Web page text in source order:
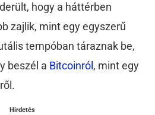
hogy a háttérben
zajlik, mint egy egyszerű
tempóban táraznak be,
beszél a Bitcoinról , mint egy
Hirdetés